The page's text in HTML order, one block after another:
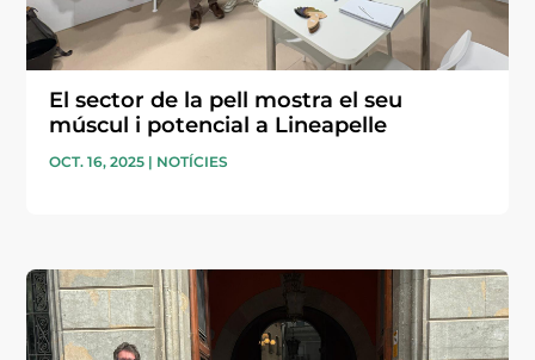
El sector de la pell mostra el seu
múscul i potencial a Lineapelle
OCT. 16, 2025 | NOTÍCIES